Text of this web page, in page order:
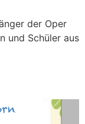
der Oper
und Schüler aus